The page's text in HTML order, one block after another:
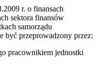
r. o finansach
sektora finansów
samorządu
być przeprowadzony przez:
pracownikiem jednostki